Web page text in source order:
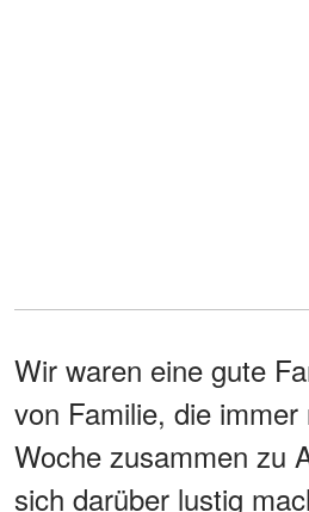
Wir waren eine gute
von Familie, die
Woche zusammen zu
sich darüber lustig